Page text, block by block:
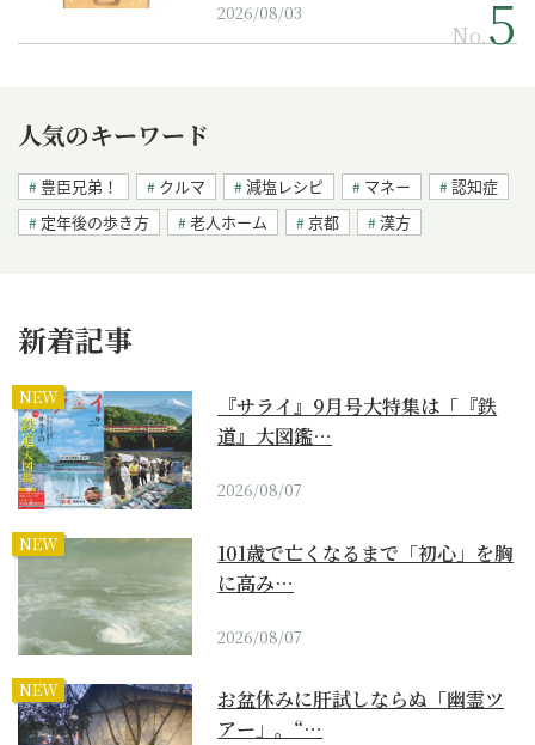
2026/08/03
No.
人気のキーワード
豊臣兄弟！ クルマ 減塩レシピ マネー
認知症
定年後の歩き方
老人ホーム 京都 漢方
新着記事
NEW
『サライ』9月号大特集は「『鉄
道』大図鑑…
2026/08/07
NEW
101歳で亡くなるまで「初心」を胸
に高み…
2026/08/07
NEW
お盆休みに肝試しならぬ「幽霊ツ
アー」。“…